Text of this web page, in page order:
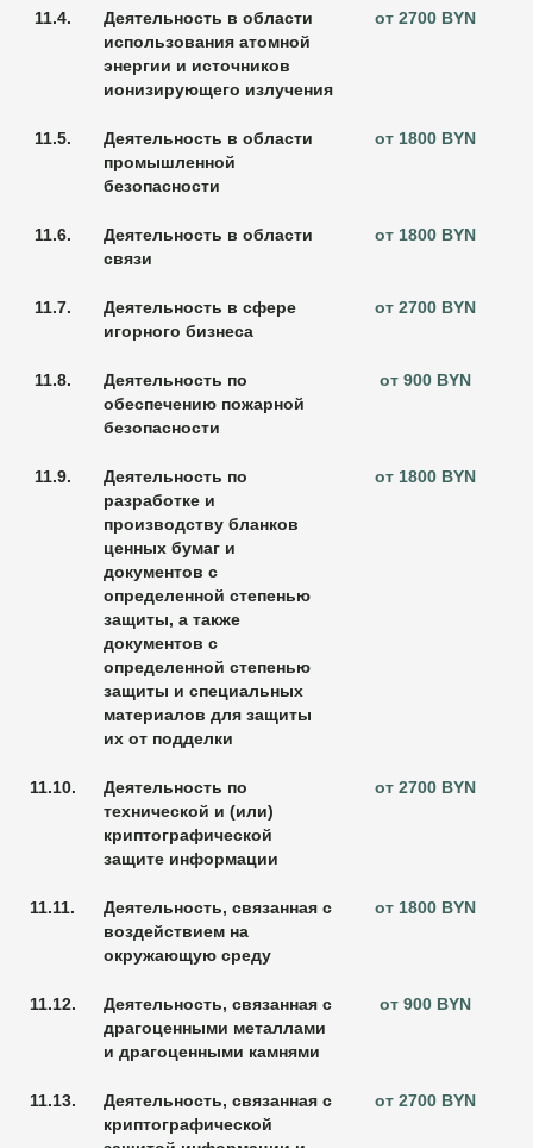
11.4.
Деятельность в области
использования атомной
энергии и источников
ионизирующего излучения
от 2700 BYN
11.5.
Деятельность в области
промышленной
безопасности
от 1800 BYN
11.6.
Деятельность в области
связи
от 1800 BYN
11.7.
Деятельность в сфере
игорного бизнеса
от 2700 BYN
11.8.
Деятельность по
обеспечению пожарной
безопасности
от 900 BYN
11.9.
Деятельность по
разработке и
производству бланков
ценных бумаг и
документов с
определенной степенью
защиты, а также
документов с
определенной степенью
защиты и специальных
материалов для защиты
их от подделки
от 1800 BYN
11.10.
Деятельность по
технической и (или)
криптографической
защите информации
от 2700 BYN
11.11.
Деятельность, связанная с
воздействием на
окружающую среду
от 1800 BYN
11.12.
Деятельность, связанная с
драгоценными металлами
и драгоценными камнями
от 900 BYN
11.13.
Деятельность, связанная с
криптографической
от 2700 BYN